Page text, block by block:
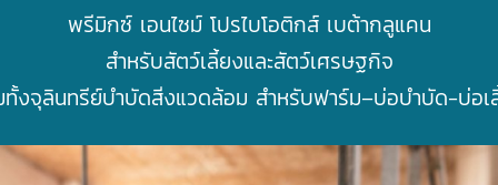
พรีมิกซ์ เอนไซม์ โปรไบโอติกส์ เบต้ากลูแคน
สำหรับสัตว์เลี้ยงและสัตว์เศรษฐกิจ
ทั้งจุลินทรีย์บำบัดสิ่งแวดล้อม สำหรับฟาร์ม–บ่อบำบัด-บ่อเ